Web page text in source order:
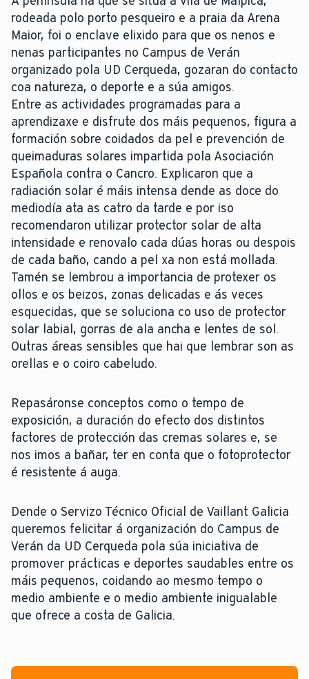
rodeada polo porto pesqueiro e a praia da Arena
Maior, foi o enclave elixido para que os nenos e
nenas participantes no Campus de Verán
organizado pola UD Cerqueda, gozaran do contacto
coa natureza, o deporte e a súa amigos.
Entre as actividades programadas para a
aprendizaxe e disfrute dos máis pequenos, figura a
formación sobre coidados da pel e prevención de
queimaduras solares impartida pola Asociación
Española contra o Cancro. Explicaron que a
radiación solar é máis intensa dende as doce do
mediodía ata as catro da tarde e por iso
recomendaron utilizar protector solar de alta
intensidade e renovalo cada dúas horas ou despois
de cada baño, cando a pel xa non está mollada.
Tamén se lembrou a importancia de protexer os
ollos e os beizos, zonas delicadas e ás veces
esquecidas, que se soluciona co uso de protector
solar labial, gorras de ala ancha e lentes de sol.
Outras áreas sensibles que hai que lembrar son as
orellas e o coiro cabeludo.
Repasáronse conceptos como o tempo de
exposición, a duración do efecto dos distintos
factores de protección das cremas solares e, se
nos imos a bañar, ter en conta que o fotoprotector
é resistente á auga.
Dende o Servizo Técnico Oficial de Vaillant Galicia
queremos felicitar á organización do Campus de
Verán da UD Cerqueda pola súa iniciativa de
promover prácticas e deportes saudables entre os
máis pequenos, coidando ao mesmo tempo o
medio ambiente e o medio ambiente inigualable
que ofrece a costa de Galicia.